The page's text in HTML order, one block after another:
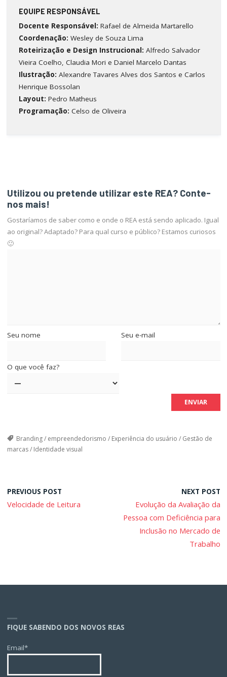
EQUIPE RESPONSÁVEL
Docente Responsável: Rafael de Almeida Martarello
Coordenação: Wesley de Souza Lima
Roteirização e Design Instrucional: Alfredo Salvador
Vieira Coelho, Claudia Mori e Daniel Marcelo Dantas
Ilustração: Alexandre Tavares Alves dos Santos e Carlos
Henrique Bossolan
Layout: Pedro Matheus
Programação: Celso de Oliveira
Utilizou ou pretende utilizar este REA? Conte-
nos mais!
Gostaríamos de saber como e onde o REA está sendo aplicado. Igual
ao original? Adaptado? Para qual curso e público? Estamos curiosos
🙂
Seu nome Seu e-mail
O que você faz?
Branding/ empreendedorismo / Experiência do usuário / Gestão de
marcas/ Identidade visual
PREVIOUS POST
Velocidade de Leitura
NEXT POST
Evolução da Avaliação da
Pessoa com Deficiência para
Inclusão no Mercado de
Trabalho
FIQUE SABENDO DOS NOVOS REAS
Email*